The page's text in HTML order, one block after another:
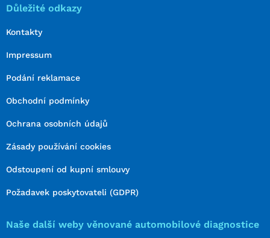
Důležité odkazy
Kontakty
Impressum
Podání reklamace
Obchodní podmínky
Ochrana osobních údajů
Zásady používání cookies
Odstoupení od kupní smlouvy
Požadavek poskytovateli (GDPR)
Naše další weby věnované automobilové diagnostice